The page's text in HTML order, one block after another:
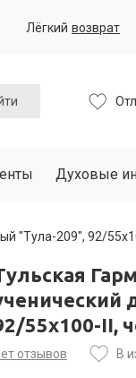
Лёгкий возврат
Духовые
"Тула-209", 92/
55х100-II,
отзывов В